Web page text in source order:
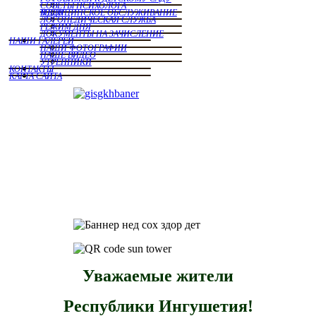
СОВЕТЫ ПСИХОЛОГА
МЕДИЦИНСКОЕ ОБСЛУЖИВАНИЕ В ДОУ
ЛОГОПЕДИЧЕСКАЯ СЛУЖБА
РЕЖИМ ДНЯ
ДОКУМЕНТЫ НА ЗАЧИСЛЕНИЕ
НАШИ ГАЛЕРЕИ
НАШИ ФОТОГРАФИИ
НАШЕ ВИДЕО
УТРЕННИКИ
КОНТАКТЫ
КАРТА САЙТА
Уважаемые жители
Республики Ингушетия!